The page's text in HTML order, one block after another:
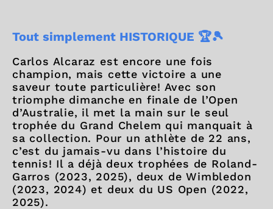
Tout simplement HISTORIQUE 🏆🎾
Carlos Alcaraz est encore une fois
champion, mais cette victoire a une
saveur toute particulière! Avec son
triomphe dimanche en finale de l’Open
d’Australie, il met la main sur le seul
trophée du Grand Chelem qui manquait à
sa collection. Pour un athlète de 22 ans,
c’est du jamais-vu dans l’histoire du
tennis! Il a déjà deux trophées de Roland-
Garros (2023, 2025), deux de Wimbledon
(2023, 2024) et deux du US Open (2022,
2025).